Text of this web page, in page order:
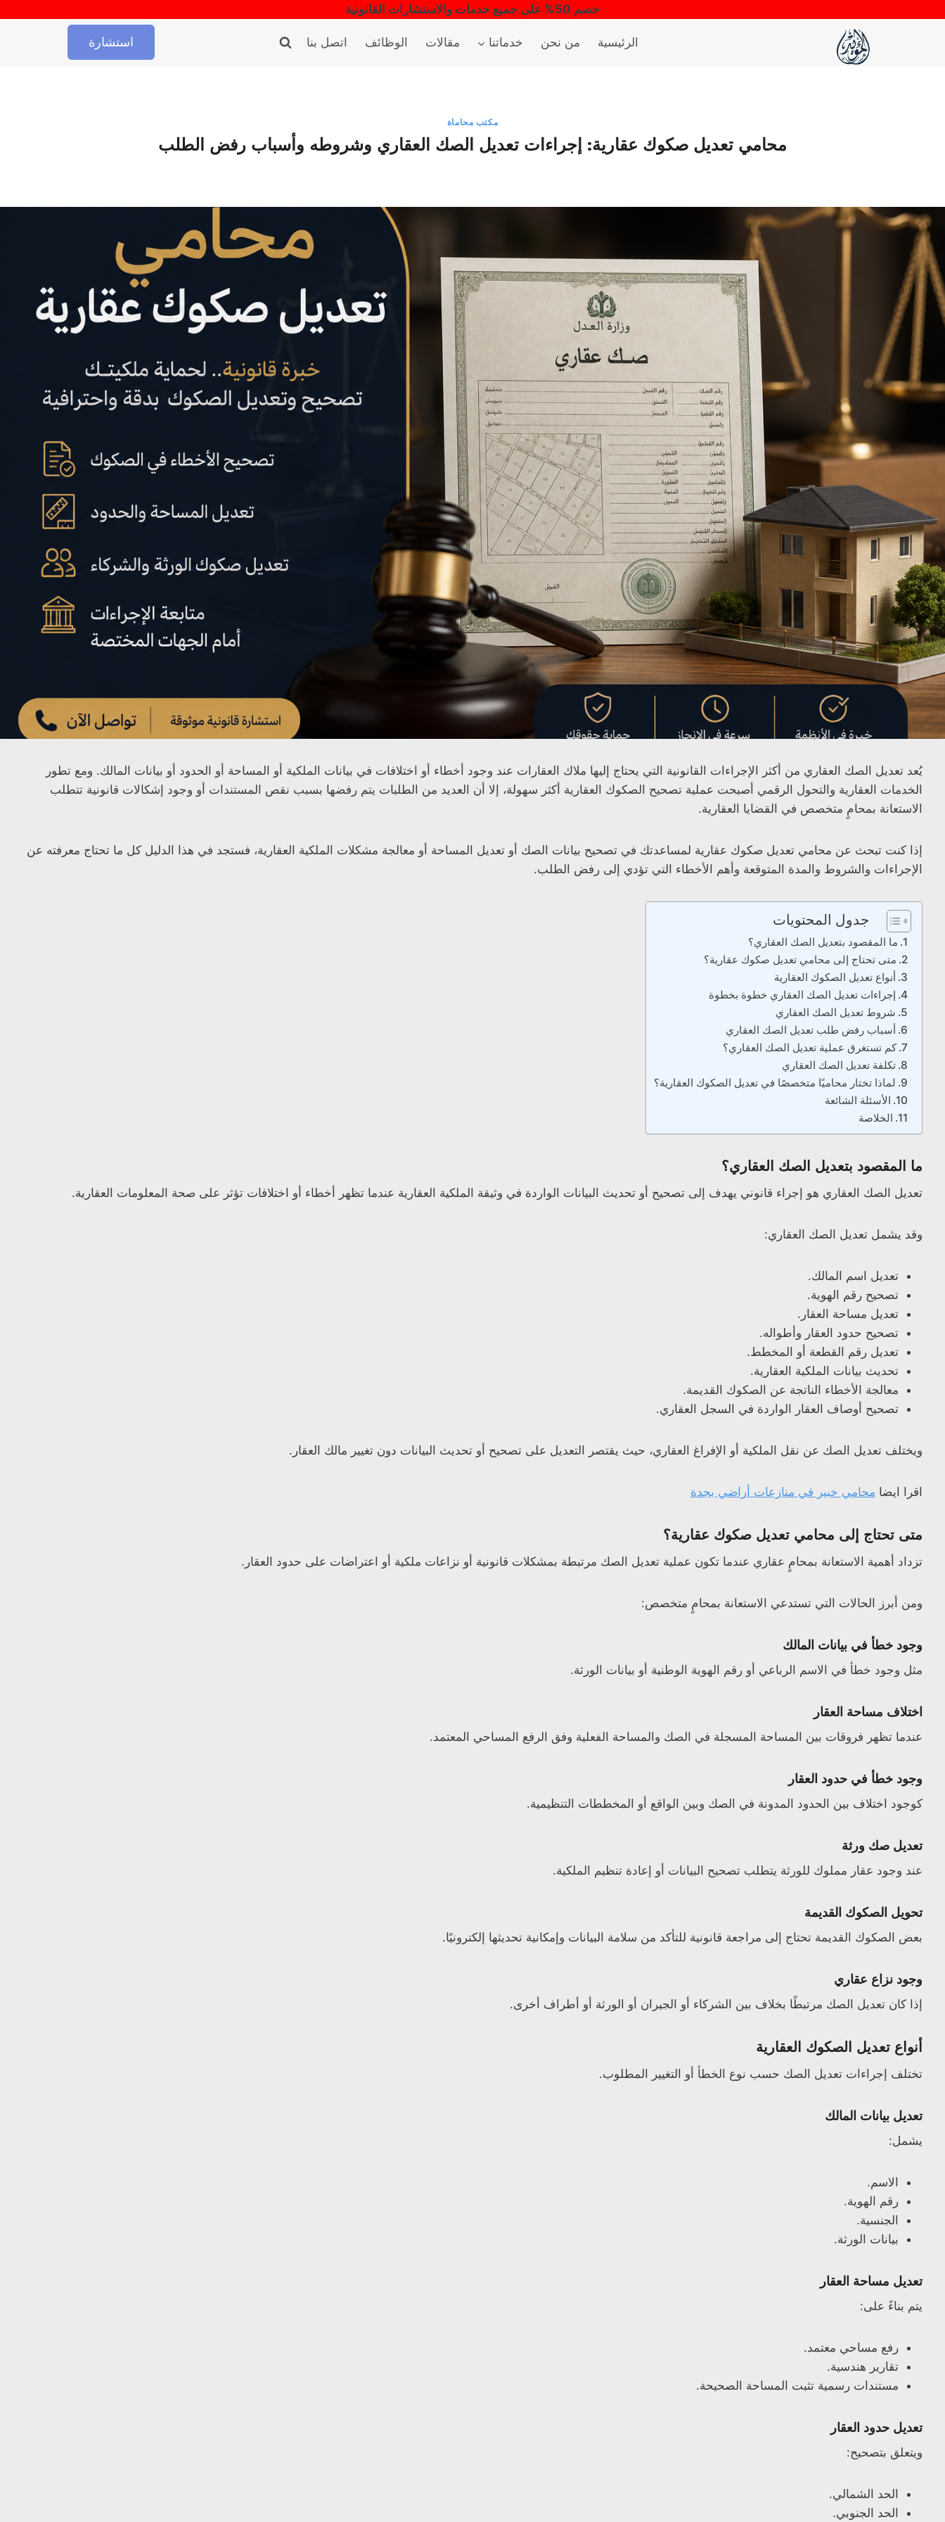
خصم 50% على جميع خدمات والاستشارات القانونية
الرئيسية من نحن خدماتنا مقالات الوظائف اتصل بنا استشارة
مكتب محاماة
محامي تعديل صكوك عقارية: إجراءات تعديل الصك العقاري وشروطه وأسباب رفض الطلب
يُعد تعديل الصك العقاري من أكثر الإجراءات القانونية التي يحتاج إليها ملاك العقارات عند وجود أخطاء أو اختلافات في بيانات الملكية أو المساحة أو الحدود أو بيانات المالك. ومع تطور
الخدمات العقارية والتحول الرقمي أصبحت عملية تصحيح الصكوك العقارية أكثر سهولة، إلا أن العديد من الطلبات يتم رفضها بسبب نقص المستندات أو وجود إشكالات قانونية تتطلب
الاستعانة بمحامٍ متخصص في القضايا العقارية.
إذا كنت تبحث عن محامي تعديل صكوك عقارية لمساعدتك في تصحيح بيانات الصك أو تعديل المساحة أو معالجة مشكلات الملكية العقارية، فستجد في هذا الدليل كل ما تحتاج معرفته عن
الإجراءات والشروط والمدة المتوقعة وأهم الأخطاء التي تؤدي إلى رفض الطلب.
جدول المحتويات
ما المقصود بتعديل الصك العقاري؟
متى تحتاج إلى محامي تعديل صكوك عقارية؟
أنواع تعديل الصكوك العقارية
إجراءات تعديل الصك العقاري خطوة بخطوة
شروط تعديل الصك العقاري
أسباب رفض طلب تعديل الصك العقاري
كم تستغرق عملية تعديل الصك العقاري؟
تكلفة تعديل الصك العقاري
لماذا تختار محاميًا متخصصًا في تعديل الصكوك العقارية؟
الأسئلة الشائعة
الخلاصة
ما المقصود بتعديل الصك العقاري؟
تعديل الصك العقاري هو إجراء قانوني يهدف إلى تصحيح أو تحديث البيانات الواردة في وثيقة الملكية العقارية عندما تظهر أخطاء أو اختلافات تؤثر على صحة المعلومات العقارية.
وقد يشمل تعديل الصك العقاري:
تعديل اسم المالك.
تصحيح رقم الهوية.
تعديل مساحة العقار.
تصحيح حدود العقار وأطواله.
تعديل رقم القطعة أو المخطط.
تحديث بيانات الملكية العقارية.
معالجة الأخطاء الناتجة عن الصكوك القديمة.
تصحيح أوصاف العقار الواردة في السجل العقاري.
ويختلف تعديل الصك عن نقل الملكية أو الإفراغ العقاري، حيث يقتصر التعديل على تصحيح أو تحديث البيانات دون تغيير مالك العقار.
اقرا ايضا محامي خبير في منازعات أراضي بجدة
متى تحتاج إلى محامي تعديل صكوك عقارية؟
تزداد أهمية الاستعانة بمحامٍ عقاري عندما تكون عملية تعديل الصك مرتبطة بمشكلات قانونية أو نزاعات ملكية أو اعتراضات على حدود العقار.
ومن أبرز الحالات التي تستدعي الاستعانة بمحامٍ متخصص:
وجود خطأ في بيانات المالك
مثل وجود خطأ في الاسم الرباعي أو رقم الهوية الوطنية أو بيانات الورثة.
اختلاف مساحة العقار
عندما تظهر فروقات بين المساحة المسجلة في الصك والمساحة الفعلية وفق الرفع المساحي المعتمد.
وجود خطأ في حدود العقار
كوجود اختلاف بين الحدود المدونة في الصك وبين الواقع أو المخططات التنظيمية.
تعديل صك ورثة
عند وجود عقار مملوك للورثة يتطلب تصحيح البيانات أو إعادة تنظيم الملكية.
تحويل الصكوك القديمة
بعض الصكوك القديمة تحتاج إلى مراجعة قانونية للتأكد من سلامة البيانات وإمكانية تحديثها إلكترونيًا.
وجود نزاع عقاري
إذا كان تعديل الصك مرتبطًا بخلاف بين الشركاء أو الجيران أو الورثة أو أطراف أخرى.
أنواع تعديل الصكوك العقارية
تختلف إجراءات تعديل الصك حسب نوع الخطأ أو التغيير المطلوب.
تعديل بيانات المالك
يشمل:
الاسم.
رقم الهوية.
الجنسية.
بيانات الورثة.
تعديل مساحة العقار
يتم بناءً على:
رفع مساحي معتمد.
تقارير هندسية.
مستندات رسمية تثبت المساحة الصحيحة.
تعديل حدود العقار
ويتعلق بتصحيح:
الحد الشمالي.
الحد الجنوبي.